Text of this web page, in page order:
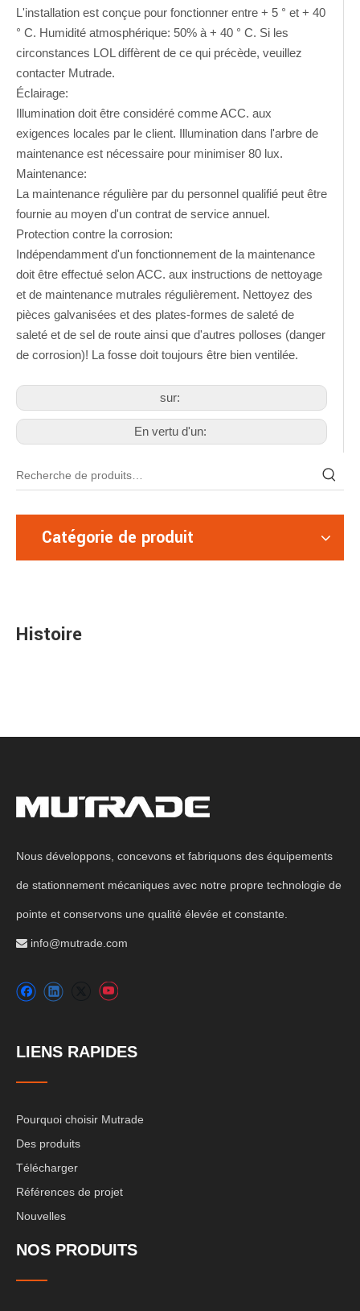
L'installation est conçue pour fonctionner entre + 5 ° et + 40
° C. Humidité atmosphérique: 50% à + 40 ° C. Si les
circonstances LOL diffèrent de ce qui précède, veuillez
contacter Mutrade.
Éclairage:
Illumination doit être considéré comme ACC. aux
exigences locales par le client. Illumination dans l'arbre de
maintenance est nécessaire pour minimiser 80 lux.
Maintenance:
La maintenance régulière par du personnel qualifié peut être
fournie au moyen d'un contrat de service annuel.
Protection contre la corrosion:
Indépendamment d'un fonctionnement de la maintenance
doit être effectué selon ACC. aux instructions de nettoyage
et de maintenance mutrales régulièrement. Nettoyez des
pièces galvanisées et des plates-formes de saleté de
saleté et de sel de route ainsi que d'autres polloses (danger
de corrosion)! La fosse doit toujours être bien ventilée.
sur:
En vertu d'un:
Catégorie de produit
Histoire
Nous développons, concevons et fabriquons des équipements
de stationnement mécaniques avec notre propre technologie de
pointe et conservons une qualité élevée et constante.
 info@mutrade.com
LIENS RAPIDES
Pourquoi choisir Mutrade
Des produits
Télécharger
Références de projet
Nouvelles
NOS PRODUITS